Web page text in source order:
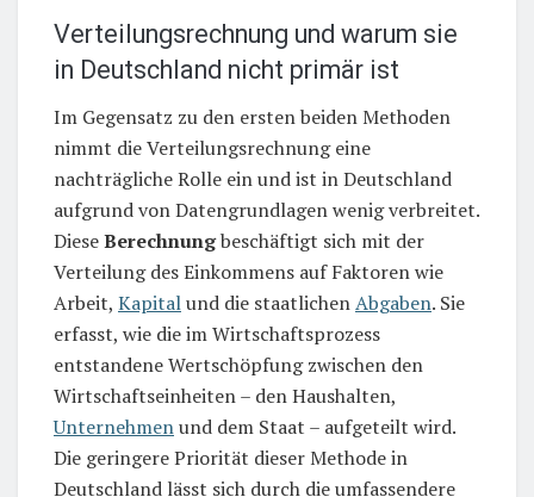
Verteilungsrechnung und warum sie
in Deutschland nicht primär ist
Im Gegensatz zu den ersten beiden Methoden
nimmt die Verteilungsrechnung eine
nachträgliche Rolle ein und ist in Deutschland
aufgrund von Datengrundlagen wenig verbreitet.
DieseBerechnungbeschäftigt sich mit der
Verteilung des Einkommens auf Faktoren wie
Arbeit, Kapitalund die staatlichenAbgaben. Sie
erfasst, wie die im Wirtschaftsprozess
entstandene Wertschöpfung zwischen den
Wirtschaftseinheiten – den Haushalten,
Unternehmenund dem Staat – aufgeteilt wird.
Die geringere Priorität dieser Methode in
Deutschland lässt sich durch die umfassendere